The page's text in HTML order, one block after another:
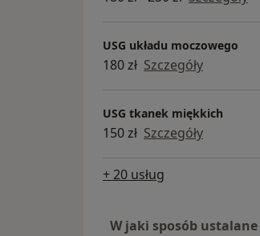
USG układu moczowego
180 zł Szczegóły
USG tkanek miękkich
150 zł Szczegóły
+ 20 usług
W jaki sposób ustalane